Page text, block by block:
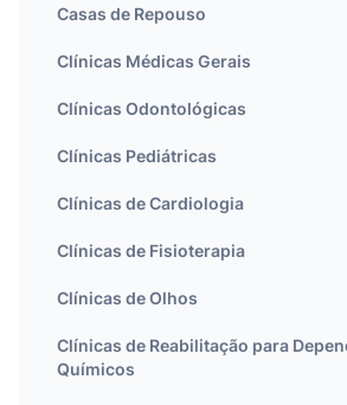
Casas de Repouso
Clínicas Médicas Gerais
Clínicas Odontológicas
Clínicas Pediátricas
Clínicas de Cardiologia
Clínicas de Fisioterapia
Clínicas de Olhos
Clínicas de Reabilitação para
Químicos